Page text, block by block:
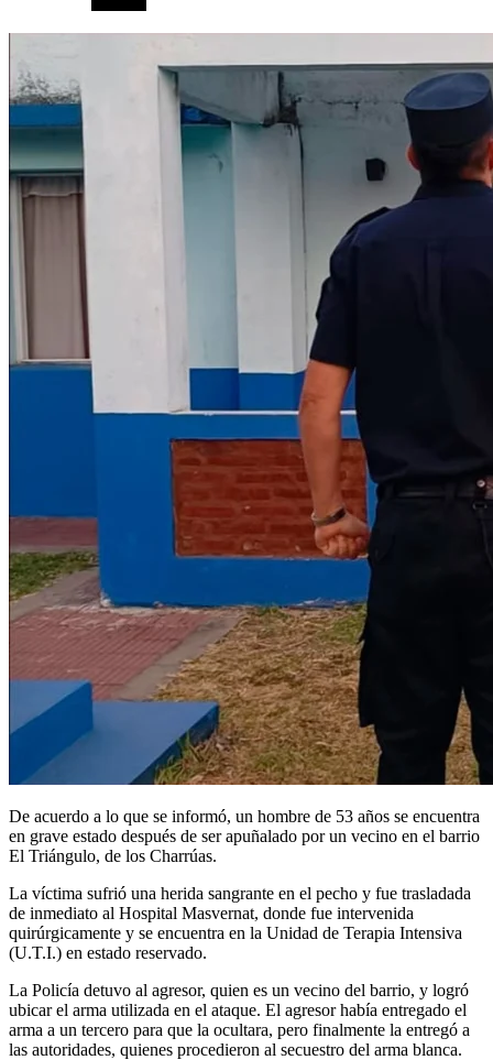
De acuerdo a lo que se informó, un hombre de 53 años se encuentra
en grave estado después de ser apuñalado por un vecino en el barrio
El Triángulo, de los Charrúas.
La víctima sufrió una herida sangrante en el pecho y fue trasladada
de inmediato al Hospital Masvernat, donde fue intervenida
quirúrgicamente y se encuentra en la Unidad de Terapia Intensiva
(U.T.I.) en estado reservado.
La Policía detuvo al agresor, quien es un vecino del barrio, y logró
ubicar el arma utilizada en el ataque. El agresor había entregado el
arma a un tercero para que la ocultara, pero finalmente la entregó a
las autoridades, quienes procedieron al secuestro del arma blanca.